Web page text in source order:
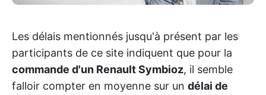
Les délais mentionnés jusqu'à présent par les
participants de ce site indiquent que pour la
commande d'un Renault Symbioz, il semble
falloir compter en moyenne sur un délai de